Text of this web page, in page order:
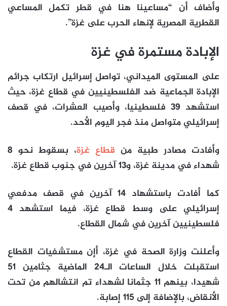
وأضاف أن “مساعينا هنا في قطر تكمل المساعي
القطرية المصرية لإنهاء الحرب على غزة”.
الإبادة مستمرة في غزة
على المستوى الميداني، تواصل إسرائيل ارتكاب جرائم
الإبادة الجماعية ضد الفلسطينيين في قطاع غزة، حيث
استشهد 39 فلسطينيا، وأصيب العشرات، في قصف
إسرائيلي متواصل منذ فجر اليوم الأحد.
وأفادت مصادر طبية من قطاع غزة
، بسقوط نحو 8
شهداء في مدينة غزة، و13 آخرين في جنوب قطاع غزة.
كما أفادت باستشهاد 14 آخرين في قصف مدفعي
إسرائيلي على وسط قطاع غزة، فيما استشهد 4
فلسطينيين آخرين في شمال القطاع.
وأعلنت وزارة الصحة في غزة، أإن مستشفيات القطاع
استقبلت خلال الساعات الـ24 الماضية جثامين 51
شهيدا، بينهم 11 جثمانا لشهداء تم انتشالهم من تحت
الأنقاض، بالإضافة إلى 115 إصابة.